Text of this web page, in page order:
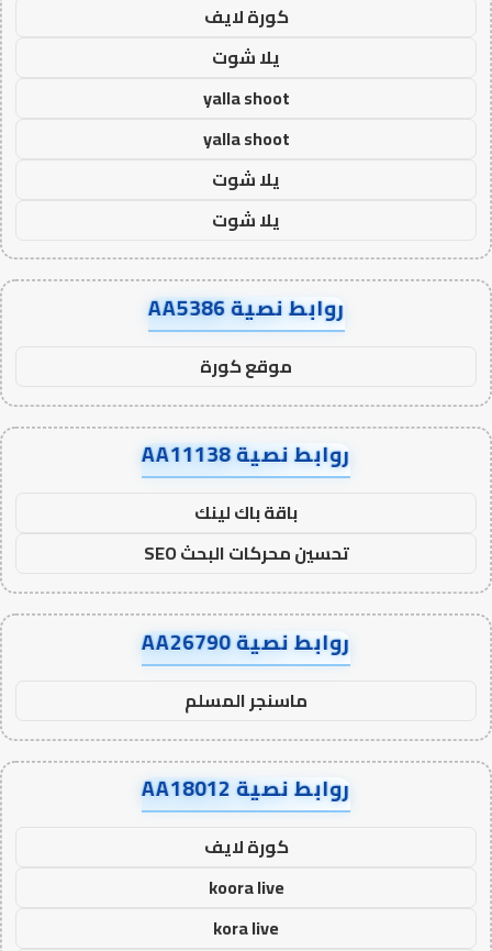
كورة لايف
يلا شوت
yalla shoot
yalla shoot
يلا شوت
يلا شوت
روابط نصية AA5386
موقع كورة
روابط نصية AA11138
باقة باك لينك
تحسين محركات البحث SEO
روابط نصية AA26790
ماسنجر المسلم
روابط نصية AA18012
كورة لايف
koora live
kora live